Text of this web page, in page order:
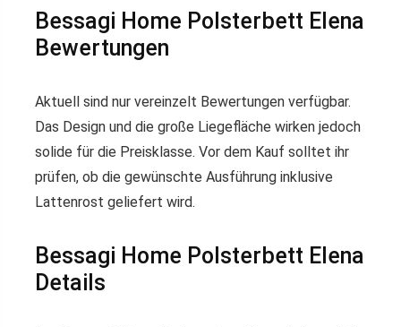
Bessagi Home Polsterbett Elena
Bewertungen
Aktuell sind nur vereinzelt Bewertungen verfügbar.
Das Design und die große Liegefläche wirken jedoch
solide für die Preisklasse. Vor dem Kauf solltet ihr
prüfen, ob die gewünschte Ausführung inklusive
Lattenrost geliefert wird.
Bessagi Home Polsterbett Elena
Details